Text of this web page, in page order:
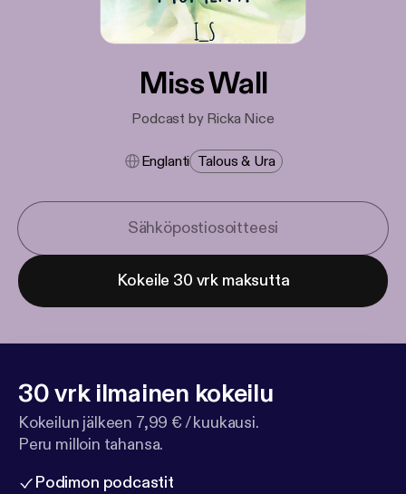
Miss Wall
Podcast by Ricka Nice
Englanti Talous & Ura
Kokeile 30 vrk maksutta
30 vrk ilmainen kokeilu
Kokeilun jälkeen 7,99 € / kuukausi.
Peru milloin tahansa.
Podimon podcastit